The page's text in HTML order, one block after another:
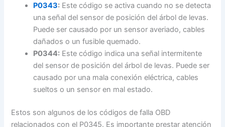
P0343: Este código se activa cuando no se detecta
una señal del sensor de posición del árbol de levas.
Puede ser causado por un sensor averiado, cables
dañados o un fusible quemado.
P0344: Este código indica una señal intermitente
del sensor de posición del árbol de levas. Puede ser
causado por una mala conexión eléctrica, cables
sueltos o un sensor en mal estado.
Estos son algunos de los códigos de falla OBD
relacionados con el P0345. Es importante prestar atención